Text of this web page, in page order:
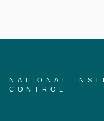
NATIONAL
CONTROL